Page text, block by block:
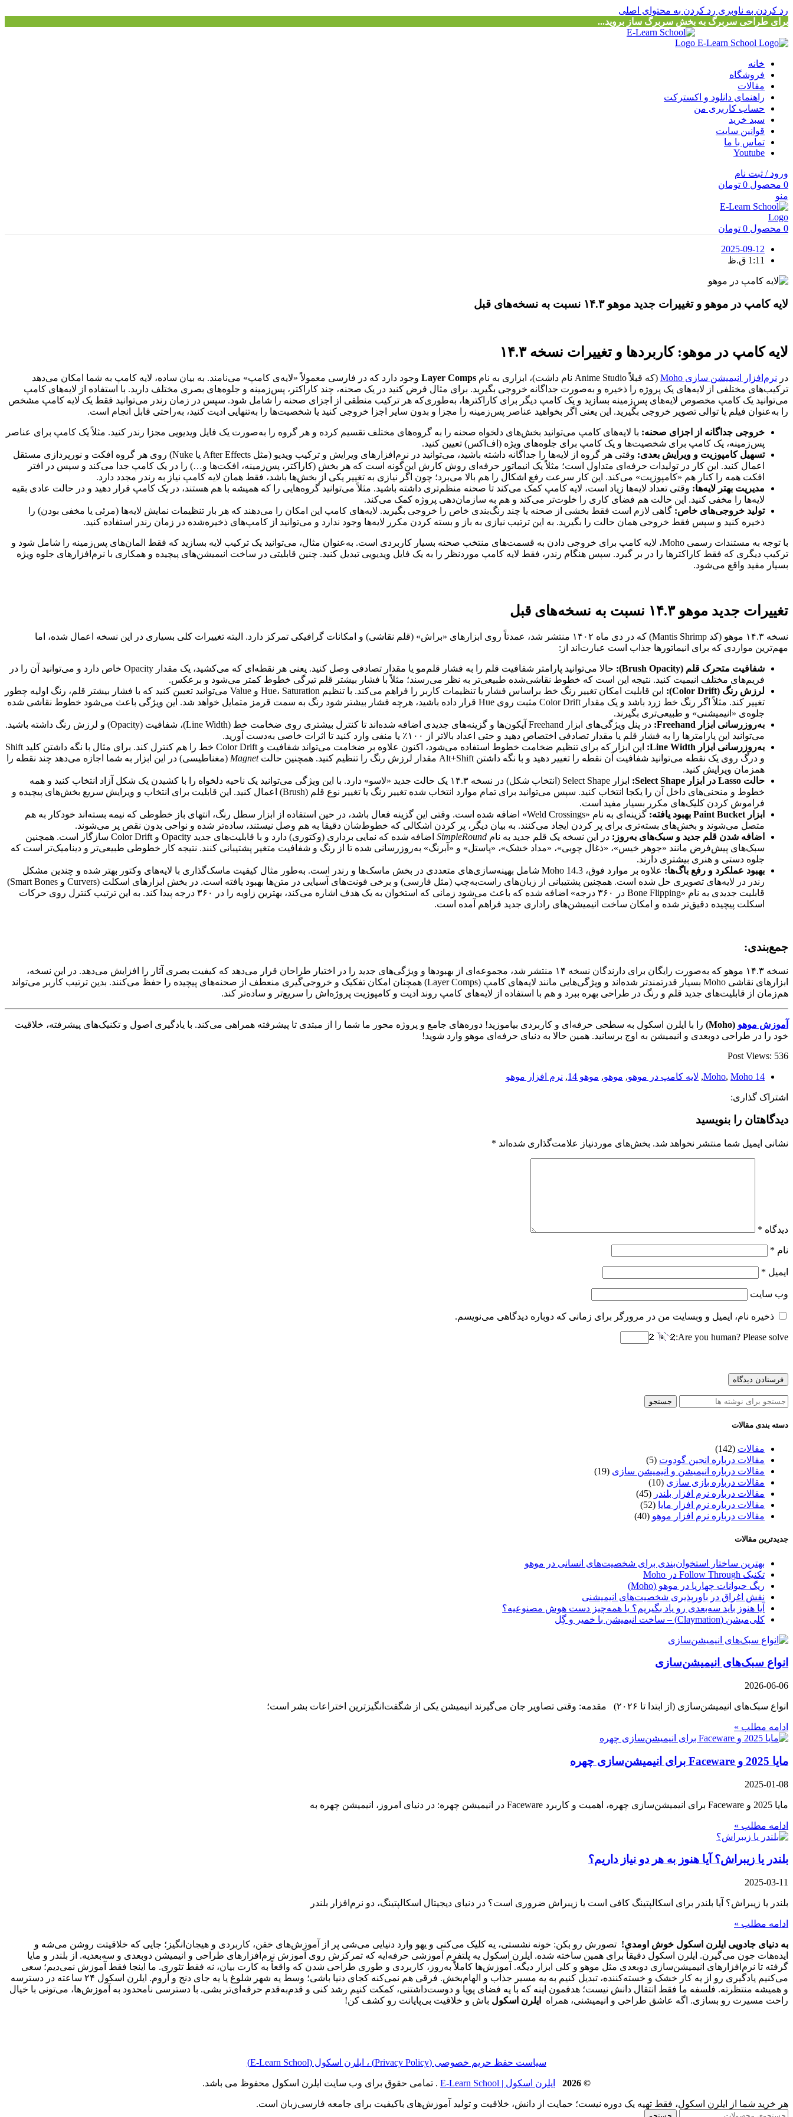
رد کردن به ناوبری رد کردن به محتوای اصلی
برای طراحی سربرگ به بخش سربرگ ساز بروید...
خانه
فروشگاه
مقالات
راهنمای دانلود و اکسترکت
حساب کاربری من
سبد خرید
قوانین سایت
تماس با ما
Youtube
ورود / ثبت نام
0 محصول 0 تومان
منو
0 محصول 0 تومان
2025-09-12
1:11 ق.ظ
لایه کامپ در موهو وتغییرات جدید موهو ۱۴.۳ نسبت به نسخه‌های قبل
لایه کامپ در موهو: کاربردها و تغییرات نسخه ۱۴.۳
در نرم‌افزار انیمیشن سازی Moho (که قبلاً Anime Studio نام داشت)، ابزاری به نام Layer Comps وجود دارد که در فارسی معمولاً «لایه‌ی کامپ» می‌نامند. به بیان ساده، لایه کامپ به شما امکان می‌دهد
ترکیب‌های مختلفی از لایه‌های یک پروژه را ذخیره و به‌صورت جداگانه خروجی بگیرید. برای مثال فرض کنید در یک صحنه، چند کاراکتر، پس‌زمینه و جلوه‌های بصری مختلف دارید. با استفاده از لایه‌های کامپ
می‌توانید یک کامپ مخصوص لایه‌های پس‌زمینه بسازید و یک کامپ دیگر برای کاراکترها، به‌طوری‌که هر ترکیب منطقی از اجزای صحنه را شامل شود. سپس در زمان رندر می‌توانید فقط یک لایه کامپ مشخص
را به‌عنوان فیلم یا توالی تصویر خروجی بگیرید. این یعنی اگر بخواهید عناصر پس‌زمینه را مجزا و بدون سایر اجزا خروجی کنید یا شخصیت‌ها را به‌تنهایی ادیت کنید، به‌راحتی قابل انجام است.
خروجی جداگانه از اجزای صحنه: با لایه‌های کامپ می‌توانید بخش‌های دلخواه صحنه را به گروه‌های مختلف تقسیم کرده و هر گروه را به‌صورت یک فایل ویدیویی مجزا رندر کنید. مثلاً یک کامپ برای عناصر
پس‌زمینه، یک کامپ برای شخصیت‌ها و یک کامپ برای جلوه‌های ویژه (اف‌اکس) تعیین کنید.
تسهیل کامپوزیت و ویرایش بعدی:
وقتی هر گروه از لایه‌ها را جداگانه داشته باشید، می‌توانید در نرم‌افزارهای ویرایش و ترکیب ویدیو (مثل After Effects یا Nuke) روی هر گروه افکت و نورپردازی مستقل
اعمال کنید. این کار در تولیدات حرفه‌ای متداول است؛ مثلاً یک انیماتور حرفه‌ای روش کارش این‌گونه است که هر بخش (کاراکتر، پس‌زمینه، افکت‌ها و…) را در یک کامپ جدا می‌کند و سپس در افتر
افکت همه را کنار هم «کامپوزیت» می‌کند. این کار سرعت رفع اشکال را هم بالا می‌برد؛ چون اگر نیازی به تغییر یکی از بخش‌ها باشد، فقط همان لایه کامپ نیاز به رندر مجدد دارد.
مدیریت بهتر لایه‌ها: وقتی تعداد لایه‌ها زیاد است، لایه کامپ کمک می‌کند تا صحنه منظم‌تری داشته باشید. مثلاً می‌توانید گروه‌هایی را که همیشه با هم هستند، در یک کامپ قرار دهید و در حالت عادی بقیه
لایه‌ها را مخفی کنید. این حالت هم فضای کاری را خلوت‌تر می‌کند و هم به سازمان‌دهی پروژه کمک می‌کند.
تولید خروجی‌های خاص: گاهی لازم است فقط بخشی از صحنه یا چند رنگ‌بندی خاص را خروجی بگیرید. لایه‌های کامپ این امکان را می‌دهند که هر بار تنظیمات نمایش لایه‌ها (مرئی یا مخفی بودن) را
ذخیره کنید و سپس فقط خروجی همان حالت را بگیرید. به این ترتیب نیازی به باز و بسته کردن مکرر لایه‌ها وجود ندارد و می‌توانید از کامپ‌های ذخیره‌شده در زمان رندر استفاده کنید.
با توجه به مستندات رسمی Moho، لایه کامپ برای خروجی دادن به قسمت‌های منتخب صحنه بسیار کاربردی است. به‌عنوان مثال، می‌توانید یک ترکیب لایه بسازید که فقط المان‌های پس‌زمینه را شامل شود و
ترکیب دیگری که فقط کاراکترها را در بر گیرد. سپس هنگام رندر، فقط لایه کامپ موردنظر را به یک فایل ویدیویی تبدیل کنید. چنین قابلیتی در ساخت انیمیشن‌های پیچیده و همکاری با نرم‌افزارهای جلوه ویژه
بسیار مفید واقع می‌شود.
تغییرات جدید موهو ۱۴.۳ نسبت به نسخه‌های قبل
نسخه ۱۴.۳ موهو (کد Mantis Shrimp) که در دی ماه ۱۴۰۲ منتشر شد، عمدتاً روی ابزارهای «براش» (قلم نقاشی) و امکانات گرافیکی تمرکز دارد. البته تغییرات کلی بسیاری در این نسخه اعمال شده، اما
مهم‌ترین مواردی که برای انیماتورها جذاب است عبارت‌اند از:
شفافیت متحرک قلم (Brush Opacity):
حالا می‌توانید پارامتر شفافیت قلم را به فشار قلم‌مو یا مقدار تصادفی وصل کنید. یعنی هر نقطه‌ای که می‌کشید، یک مقدار Opacity خاص دارد و می‌توانید آن را در
فریم‌های مختلف انیمیت کنید. نتیجه این است که خطوط نقاشی‌شده طبیعی‌تر به نظر می‌رسند؛ مثلاً با فشار بیشتر قلم تیرگی خطوط کمتر می‌شود و برعکس.
لرزش رنگ (Color Drift):
این قابلیت امکان تغییر رنگ خط براساس فشار یا تنظیمات کاربر را فراهم می‌کند. با تنظیم Hue، Saturation و Value می‌توانید تعیین کنید که با فشار بیشتر قلم، رنگ اولیه چطور
تغییر کند. مثلاً اگر رنگ خط زرد باشد و یک مقدار Color Drift مثبت روی Hue قرار داده باشید، هرچه فشار بیشتر شود رنگ به سمت قرمز متمایل خواهد شد. این ویژگی باعث می‌شود خطوط نقاشی شده
جلوه‌ی «انیمیشنی» و طبیعی‌تری بگیرند.
به‌روزرسانی ابزار Freehand:
در پنل ویژگی‌های ابزار Freehand آیکون‌ها و گزینه‌های جدیدی اضافه شده‌اند تا کنترل بیشتری روی ضخامت خط (Line Width)، شفافیت (Opacity) و لرزش رنگ داشته باشید.
می‌توانید این پارامترها را به فشار قلم یا مقدار تصادفی اختصاص دهید و حتی اعداد بالاتر از ۱۰۰٪ یا منفی وارد کنید تا اثرات خاصی به‌دست آورید.
به‌روزرسانی ابزار Line Width:
این ابزار که برای تنظیم ضخامت خطوط استفاده می‌شود، اکنون علاوه بر ضخامت می‌تواند شفافیت و Color Drift خط را هم کنترل کند. برای مثال با نگه داشتن کلید Shift
و درگ روی یک نقطه می‌توانید شفافیت آن نقطه را تغییر دهید و با نگه داشتن Alt+Shift مقدار لرزش رنگ را تنظیم کنید. همچنین حالت
Magnet (مغناطیسی) در این ابزار به شما اجازه می‌دهد چند نقطه را
همزمان ویرایش کنید.
حالت Lasso در ابزار Select Shape:
ابزار Select Shape (انتخاب شکل) در نسخه ۱۴.۳ یک حالت جدید «لاسو» دارد. با این ویژگی می‌توانید یک ناحیه دلخواه را با کشیدن یک شکل آزاد انتخاب کنید و همه
خطوط و منحنی‌های داخل آن را یکجا انتخاب کنید. سپس می‌توانید برای تمام موارد انتخاب شده تغییر رنگ یا تغییر نوع قلم (Brush) اعمال کنید. این قابلیت برای انتخاب و ویرایش سریع بخش‌های پیچیده و
فراموش کردن کلیک‌های مکرر بسیار مفید است.
ابزار Paint Bucket بهبود یافته:
گزینه‌ای به نام «Weld Crossings» اضافه شده است. وقتی این گزینه فعال باشد، در حین استفاده از ابزار سطل رنگ، انتهای باز خطوطی که نیمه بسته‌اند خودکار به هم
متصل می‌شوند و بخش‌های بسته‌تری برای پر کردن ایجاد می‌کنند. به بیان دیگر، پر کردن اشکالی که خطوط‌شان دقیقا به هم وصل نیستند، ساده‌تر شده و نواحی بدون نقص پر می‌شوند.
اضافه شدن قلم جدید و سبک‌های به‌روز: در این نسخه یک قلم جدید به نام SimpleRound
اضافه شده که نمایی برداری (وکتوری) دارد و با قابلیت‌های جدید Opacity و Color Drift سازگار است. همچنین
سبک‌های پیش‌فرض مانند «جوهر خیس»، «ذغال چوبی»، «مداد خشک»، «پاستل» و «آبرنگ» به‌روزرسانی شده تا از رنگ و شفافیت متغیر پشتیبانی کنند. نتیجه کار خطوطی طبیعی‌تر و دینامیک‌تر است که
جلوه دستی و هنری بیشتری دارند.
بهبود عملکرد و رفع باگ‌ها:
علاوه بر موارد فوق، Moho 14.3 شامل بهینه‌سازی‌های متعددی در بخش ماسک‌ها و رندر است. به‌طور مثال کیفیت ماسک‌گذاری با لایه‌های وکتور بهتر شده و چندین مشکل
رندر در لایه‌های تصویری حل شده است. همچنین پشتیبانی از زبان‌های راست‌به‌چپ (مثل فارسی) و برخی فونت‌های آسیایی در متن‌ها بهبود یافته است. در بخش ابزارهای اسکلت (Curvers و Smart Bones)
قابلیت جدیدی به نام «Bone Flipping در ۳۶۰ درجه» اضافه شده که باعث می‌شود زمانی که استخوان به یک هدف اشاره می‌کند، بهترین زاویه را در ۳۶۰ درجه پیدا کند. به این ترتیب کنترل روی حرکات
اسکلت پیچیده دقیق‌تر شده و امکان ساخت انیمیشن‌های راداری جدید فراهم آمده است.
جمع‌بندی:
نسخه ۱۴.۳ موهو که به‌صورت رایگان برای دارندگان نسخه ۱۴ منتشر شد، مجموعه‌ای از بهبودها و ویژگی‌های جدید را در اختیار طراحان قرار می‌دهد که کیفیت بصری آثار را افزایش می‌دهد. در این نسخه،
ابزارهای نقاشی Moho بسیار قدرتمندتر شده‌اند و ویژگی‌هایی مانند لایه‌های کامپ (Layer Comps) همچنان امکان تفکیک و خروجی‌گیری منعطف از صحنه‌های پیچیده را حفظ می‌کنند. بدین ترتیب کاربر می‌تواند
هم‌زمان از قابلیت‌های جدید قلم و رنگ در طراحی بهره ببرد و هم با استفاده از لایه‌های کامپ روند ادیت و کامپوزیت پروژه‌اش را سریع‌تر و ساده‌تر کند.
آموزش موهو (Moho)
را با ایلرن اسکول به سطحی حرفه‌ای و کاربردی بیاموزید! دوره‌های جامع و پروژه‌ محور ما شما را از مبتدی تا پیشرفته همراهی می‌کند. با یادگیری اصول و تکنیک‌های پیشرفته، خلاقیت
خود را در طراحی دو‌بعدی و انیمیشن به اوج برسانید. همین حالا به دنیای حرفه‌ای موهو وارد شوید!
Post Views: 536
Moho, Moho 14
, لایه کامپ در موهو, موهو, موهو 14 , نرم افزار موهو
اشتراک گذاری:
دیدگاهتان را بنویسید
نشانی ایمیل شما منتشر نخواهد شد. بخش‌های موردنیاز علامت‌گذاری شده‌اند *
دیدگاه *
نام *
ایمیل *
وب‌ سایت
ذخیره نام، ایمیل و وبسایت من در مرورگر برای زمانی که دوباره دیدگاهی می‌نویسم.
Are you human? Please solve:
جستجو
دسته بندی مقالات
مقالات (142)
مقالات درباره انجین گودوت (5)
مقالات درباره انیمیشن و انیمیشن سازی (19)
مقالات درباره بازی سازی (10)
مقالات درباره نرم افزار بلندر (45)
مقالات درباره نرم افزار مایا (52)
مقالات درباره نرم افزار موهو (40)
جدیدترین مقالات
بهترین ساختار استخوان‌بندی برای شخصیت‌های انسانی در موهو
تکنیک Follow Through در Moho
ریگ حیوانات چهارپا در موهو (Moho)
نقش اغراق در باورپذیری شخصیت‌های انیمیشنی
آیا هنوز باید سه‌بعدی‌ رو یاد بگیریم؟ یا همه‌چیز دست هوش مصنوعیه؟
کلی‌میشن (Claymation) – ساخت انیمیشن با خمیر و گِل
انواع سبک‌های انیمیشن‌سازی
2026-06-06
انواع سبک‌های انیمیشن‌سازی (از ابتدا تا ۲۰۲۶) مقدمه: وقتی تصاویر جان می‌گیرند انیمیشن یکی از شگفت‌انگیزترین اختراعات بشر است؛
ادامه مطلب »
مایا 2025 و Faceware برای انیمیشن‌سازی چهره
2025-01-08
مایا 2025 و Faceware برای انیمیشن‌سازی چهره، اهمیت و کاربرد Faceware در انیمیشن چهره: در دنیای امروز، انیمیشن چهره به
ادامه مطلب »
بلندر یا زیبراش؟ آیا هنوز به هر دو نیاز داریم؟
2025-03-11
بلندر یا زیبراش؟ آیا بلندر برای اسکالپتینگ کافی است یا زیبراش ضروری است؟ در دنیای دیجیتال اسکالپتینگ، دو نرم‌افزار بلندر
ادامه مطلب »
به دنیای جادویی ایلرن اسکول خوش اومدی! تصورش رو بکن: خونه نشستی، یه کلیک می‌کنی و یهو وارد دنیایی می‌شی پر از آموزش‌های خفن، کاربردی و هیجان‌انگیز؛ جایی که خلاقیتت روشن می‌شه و
ایده‌هات جون می‌گیرن. ایلرن اسکول دقیقاً برای همین ساخته شده. ایلرن اسکول یه پلتفرم آموزشی حرفه‌ایه که تمرکزش روی آموزش نرم‌افزارهای طراحی و انیمیشن دو‌بعدی و سه‌بعدیه. از بلندر و مایا
گرفته تا نرم‌افزارهای انیمیشن‌سازی دوبعدی مثل موهو و کلی ابزار دیگه. آموزش‌ها کاملاً به‌روز، کاربردی و طوری طراحی شدن که واقعاً به کارت بیان، نه فقط تئوری. ما اینجا فقط آموزش نمی‌دیم؛ سعی
می‌کنیم یادگیری رو از یه کار خشک و خسته‌کننده، تبدیل کنیم به یه مسیر جذاب و الهام‌بخش. فرقی هم نمی‌کنه کجای دنیا باشی؛ وسط یه شهر شلوغ یا یه جای دنج و آروم. ایلرن اسکول ۲۴ ساعته در دسترسه
و همیشه منتظرته. فلسفه ما فقط انتقال دانش نیست؛ هدفمون اینه که با یه فضای پویا و دوست‌داشتنی، کمکت کنیم رشد کنی و قدم‌به‌قدم حرفه‌ای‌تر بشی. با دسترسی نامحدود به آموزش‌ها، می‌تونی با خیال
راحت مسیرت رو بسازی. اگه عاشق طراحی و انیمیشنی، همراه
ایلرن اسکول باش و خلاقیت بی‌پایانت رو کشف کن!
سیاست حفظ حریم خصوصی (Privacy Policy) ، ایلرن اسکول (E‑Learn School)
© 2026 ایلرن اسکول | E-Learn School . تمامی حقوق برای وب سایت ایلرن اسکول محفوظ می باشد.
هر خرید شما از ایلرن اسکول، فقط تهیه یک دوره نیست؛ حمایت از دانش، خلاقیت و تولید آموزش‌های باکیفیت برای جامعه فارسی‌زبان است.